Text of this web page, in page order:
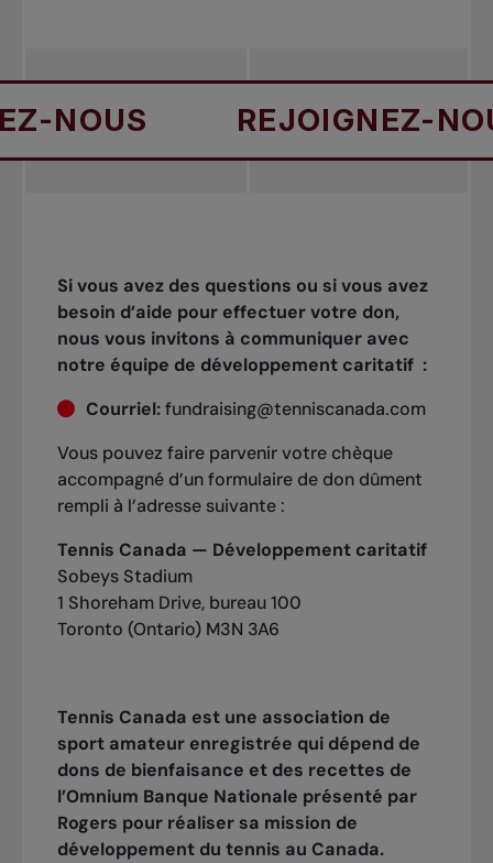
REJOIGNEZ-NOUS
Si vous avez des questions ou si vous avez
besoin d’aide pour effectuer votre don,
nous vous invitons à communiquer avec
notre équipe de développement caritatif :
Courriel:fundraising@tenniscanada.com
Vous pouvez faire parvenir votre chèque
accompagné d’un formulaire de don dûment
rempli à l’adresse suivante :
Tennis Canada — Développement caritatif
Sobeys Stadium
1 Shoreham Drive, bureau 100
Toronto (Ontario) M3N 3A6
Tennis Canada est une association de
sport amateur enregistrée qui dépend de
dons de bienfaisance et des recettes de
l’Omnium Banque Nationale présenté par
Rogers pour réaliser sa mission de
développement du tennis au Canada.